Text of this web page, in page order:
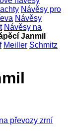
Návěsy pro
Návěsy
Návěsy na
Janmil
Meiller Schmitz
převozy zrní